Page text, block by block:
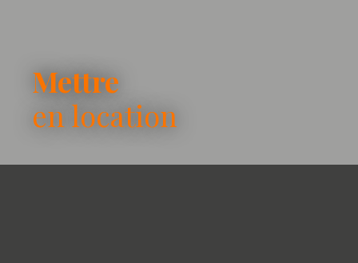
Mettre
en location